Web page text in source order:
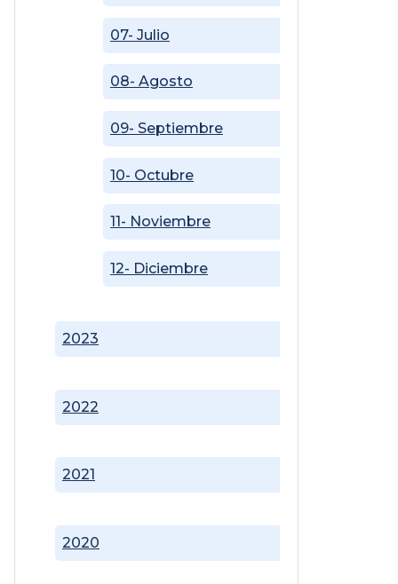
2020
2021
2022
2023
07- Julio
08- Agosto
09- Septiembre
10- Octubre
11- Noviembre
12- Diciembre